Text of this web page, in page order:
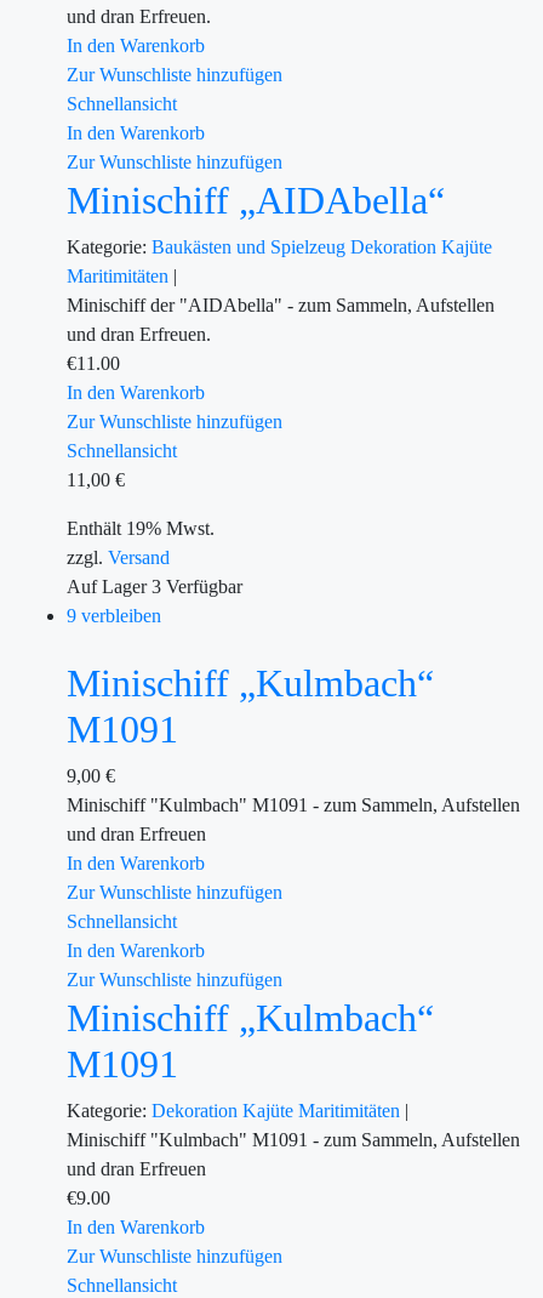
und dran Erfreuen.
In den Warenkorb
Zur Wunschliste hinzufügen
Schnellansicht
In den Warenkorb
Zur Wunschliste hinzufügen
Minischiff „AIDAbella“
Kategorie: Baukästen und Spielzeug Dekoration Kajüte
Maritimitäten |
Minischiff der "AIDAbella" - zum Sammeln, Aufstellen
und dran Erfreuen.
€11.00
In den Warenkorb
Zur Wunschliste hinzufügen
Schnellansicht
11,00 €
Enthält 19% Mwst.
zzgl. Versand
Auf Lager3 Verfügbar
9 verbleiben
Minischiff „Kulmbach“
M1091
9,00 €
Minischiff "Kulmbach" M1091 - zum Sammeln, Aufstellen
und dran Erfreuen
In den Warenkorb
Zur Wunschliste hinzufügen
Schnellansicht
In den Warenkorb
Zur Wunschliste hinzufügen
Minischiff „Kulmbach“
M1091
Kategorie: Dekoration Kajüte Maritimitäten |
Minischiff "Kulmbach" M1091 - zum Sammeln, Aufstellen
und dran Erfreuen
€9.00
In den Warenkorb
Zur Wunschliste hinzufügen
Schnellansicht